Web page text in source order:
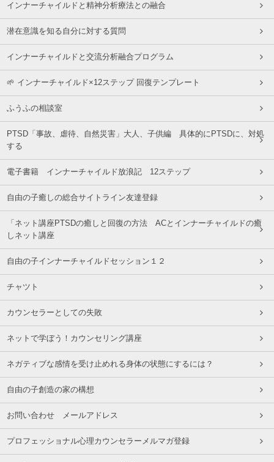
インナーチャイルドと精神分析療法との融合
潜在意識を知る自分に対する質問
インナーチャイルドと交流分析融合プログラム
🌱 インナーチャイルド×12ステップ 回復テンプレート
ふうふの相談室
PTSD「事故、虐待、自然災害」大人、子供編 具体的にPTSDに、対処
する
電子書籍 インナーチャイルド放浪記 12ステップ
自由の子癒しの総合サイトライン友達登録
「ネット講座PTSDの癒しと回復の方法 ACとインナーチャイルドの癒
しネット講座
自由の子インナーチャイルドセッション１２
チャツト
カウンセラーとしての失敗
ネットで学ぼう！カウンセリング講座
ネガティブな感情を受け止めれる身体の状態にするには？
自由の子創造の家の構想
お問い合わせ メールアドレス
プロフェッショナル心理カウンセラーメルマガ登録